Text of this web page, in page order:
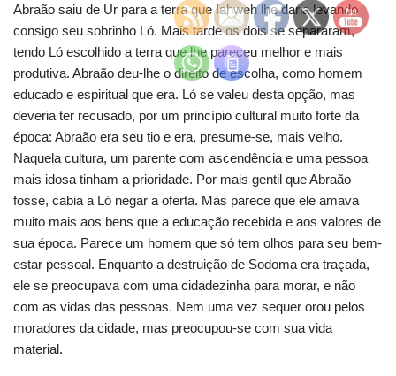
Abraão saiu de Ur para a terra que Iahweh lhe daria levando
consigo seu sobrinho Ló. Mais tarde os dois se separaram,
tendo Ló escolhido a terra que lhe pareceu melhor e mais
produtiva. Abraão deu-lhe o direito de escolha, como homem
educado e espiritual que era. Ló se valeu desta opção, mas
deveria ter recusado, por um princípio cultural muito forte da
época: Abraão era seu tio e era, presume-se, mais velho.
Naquela cultura, um parente com ascendência e uma pessoa
mais idosa tinham a prioridade. Por mais gentil que Abraão
fosse, cabia a Ló negar a oferta. Mas parece que ele amava
muito mais aos bens que a educação recebida e aos valores de
sua época. Parece um homem que só tem olhos para seu bem-
estar pessoal. Enquanto a destruição de Sodoma era traçada,
ele se preocupava com uma cidadezinha para morar, e não
com as vidas das pessoas. Nem uma vez sequer orou pelos
moradores da cidade, mas preocupou-se com sua vida
material.